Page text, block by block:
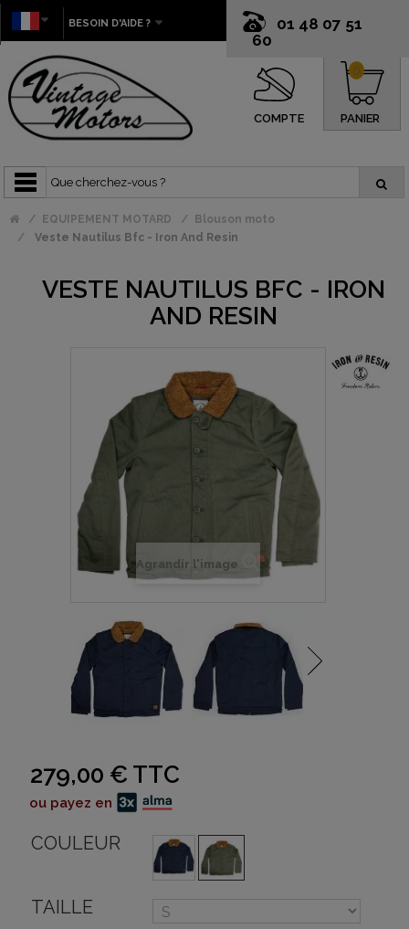
01 48 07 51
60
BESOIN D'AIDE ?
COMPTE PANIER
0
EQUIPEMENT MOTARD
Blouson moto
Veste Nautilus Bfc - Iron And Resin
VESTE NAUTILUS BFC - IRON
AND RESIN
Agrandir l'image
279,00 € TTC
ou payez en
COULEUR
TAILLE